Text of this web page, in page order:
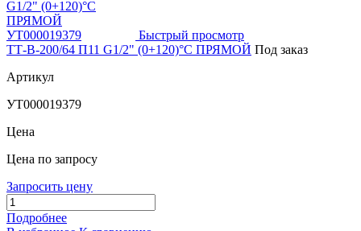
Быстрый просмотр
ТТ-В-200/64 П11 G1/2" (0+120)°C ПРЯМОЙ Под заказ
Артикул
УТ000019379
Цена
Цена по запросу
Запросить цену
Подробнее